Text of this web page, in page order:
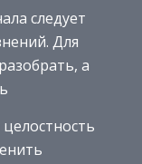
следует
Для
а